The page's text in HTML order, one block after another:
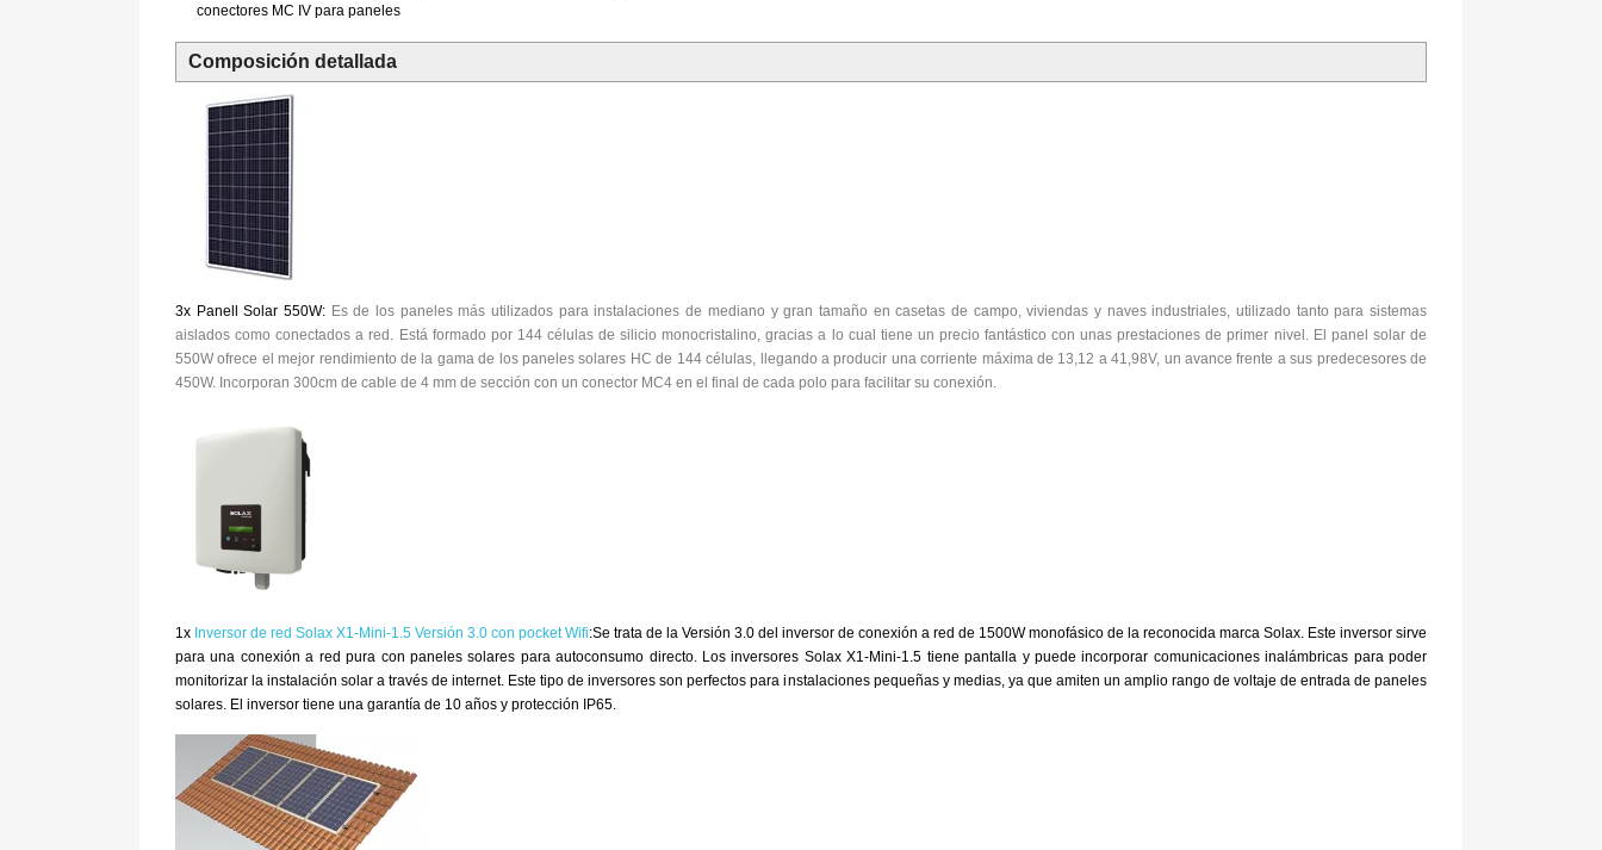
conectores MC IV para paneles
Composición detallada
3x Panell Solar 550W: Es de los paneles más utilizados para instalaciones de mediano y gran tamaño en casetas de campo, viviendas y naves industriales, utilizado tanto para sistemas
aislados como conectados a red. Está formado por 144 células de silicio monocristalino, gracias a lo cual tiene un precio fantástico con unas prestaciones de primer nivel. El panel solar de
550W ofrece el mejor rendimiento de la gama de los paneles solares HC de 144 células, llegando a producir una corriente máxima de 13,12 a 41,98V, un avance frente a sus predecesores de
450W. Incorporan 300cm de cable de 4 mm de sección con un conector MC4 en el final de cada polo para facilitar su conexión.
1x Inversor de red Solax X1-Mini-1.5 Versión 3.0 con pocket Wifi:Se trata de la Versión 3.0 del inversor de conexión a red de 1500W monofásico de la reconocida marca Solax. Este inversor sirve
para una conexión a red pura con paneles solares para autoconsumo directo. Los inversores Solax X1-Mini-1.5 tiene pantalla y puede incorporar comunicaciones inalámbricas para poder
monitorizar la instalación solar a través de internet. Este tipo de inversores son perfectos para instalaciones pequeñas y medias, ya que amiten un amplio rango de voltaje de entrada de paneles
solares. El inversor tiene una garantía de 10 años y protección IP65.